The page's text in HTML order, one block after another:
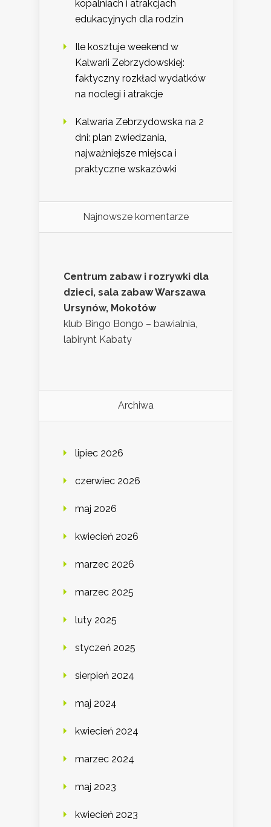
kopalniach i atrakcjach
edukacyjnych dla rodzin
Ile kosztuje weekend w
Kalwarii Zebrzydowskiej:
faktyczny rozkład wydatków
na noclegi i atrakcje
Kalwaria Zebrzydowska na 2
dni: plan zwiedzania,
najważniejsze miejsca i
praktyczne wskazówki
Najnowsze komentarze
Centrum zabaw i rozrywki dla
dzieci, sala zabaw Warszawa
Ursynów, Mokotów
klub Bingo Bongo – bawialnia,
labirynt Kabaty
Archiwa
lipiec 2026
czerwiec 2026
maj 2026
kwiecień 2026
marzec 2026
marzec 2025
luty 2025
styczeń 2025
sierpień 2024
maj 2024
kwiecień 2024
marzec 2024
maj 2023
kwiecień 2023